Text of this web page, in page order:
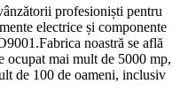
profesioniști pentru
electrice și componente
noastră se află
ocupat mai mult de 5000 mp,
de 100 de oameni, inclusiv